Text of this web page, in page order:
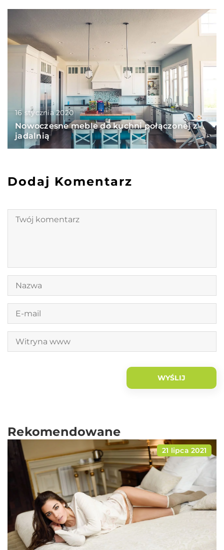
16 stycznia 2020
Nowoczesne meble do kuchni połączonej z
jadalnią
Dodaj Komentarz
Rekomendowane
21 lipca 2021